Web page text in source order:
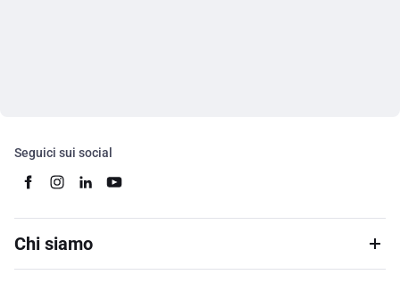
Seguici sui social
Chi siamo